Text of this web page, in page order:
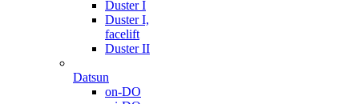
Duster I
Duster I,
facelift
Duster II
Datsun
on-DO